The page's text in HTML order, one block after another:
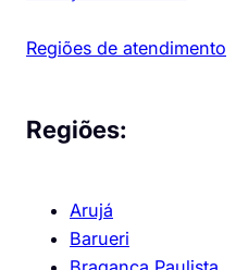
Regiões de atendimento
Regiões:
Arujá
Barueri